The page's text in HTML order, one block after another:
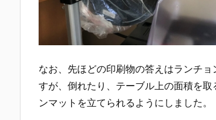
なお、先ほどの印刷物の答えはランチ
すが、倒れたり、テーブル上の面積を
ンマットを立てられるようにしました。